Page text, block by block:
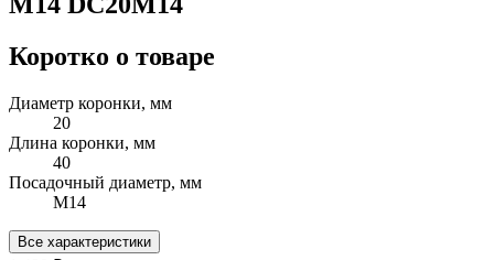
Коротко о товаре
Диаметр коронки, мм
20
Длина коронки, мм
40
Посадочный диаметр, мм
М14
Все характеристики